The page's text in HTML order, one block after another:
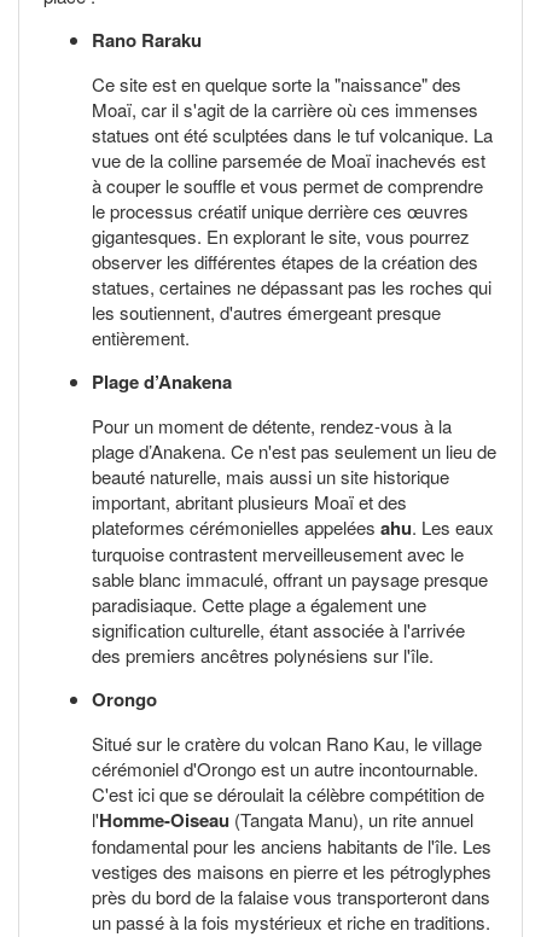
Rano Raraku
Ce site est en quelque sorte la "naissance" des
Moaï, car il s'agit de la carrière où ces immenses
statues ont été sculptées dans le tuf volcanique. La
vue de la colline parsemée de Moaï inachevés est
à couper le souffle et vous permet de comprendre
le processus créatif unique derrière ces œuvres
gigantesques. En explorant le site, vous pourrez
observer les différentes étapes de la création des
statues, certaines ne dépassant pas les roches qui
les soutiennent, d'autres émergeant presque
entièrement.
Plage d’Anakena
Pour un moment de détente, rendez-vous à la
plage d’Anakena. Ce n'est pas seulement un lieu de
beauté naturelle, mais aussi un site historique
important, abritant plusieurs Moaï et des
plateformes cérémonielles appelées ahu. Les eaux
turquoise contrastent merveilleusement avec le
sable blanc immaculé, offrant un paysage presque
paradisiaque. Cette plage a également une
signification culturelle, étant associée à l'arrivée
des premiers ancêtres polynésiens sur l'île.
Orongo
Situé sur le cratère du volcan Rano Kau, le village
cérémoniel d'Orongo est un autre incontournable.
C'est ici que se déroulait la célèbre compétition de
l'Homme-Oiseau (Tangata Manu), un rite annuel
fondamental pour les anciens habitants de l'île. Les
vestiges des maisons en pierre et les pétroglyphes
près du bord de la falaise vous transporteront dans
un passé à la fois mystérieux et riche en traditions.